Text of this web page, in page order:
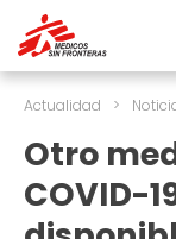
Actualidad >
Otro
COVID-